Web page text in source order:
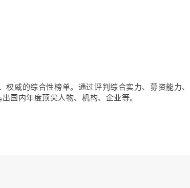
威的综合性榜单。通过评判综合实力、募资能力、
国内年度顶尖人物、机构、企业等。